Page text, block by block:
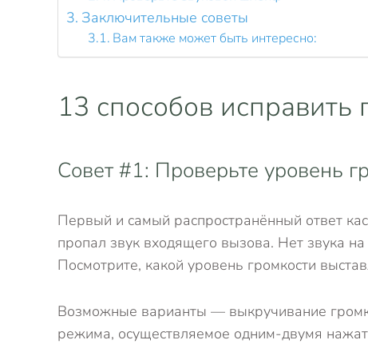
Заключительные советы
Вам также может быть интересно:
13 способов
Совет #1: Проверьте уровень
Первый и самый распространённый ответ
пропал звук входящего вызова. Нет звука
Посмотрите, какой уровень громкости
Возможные варианты — выкручивание
режима, осуществляемое одним-двумя